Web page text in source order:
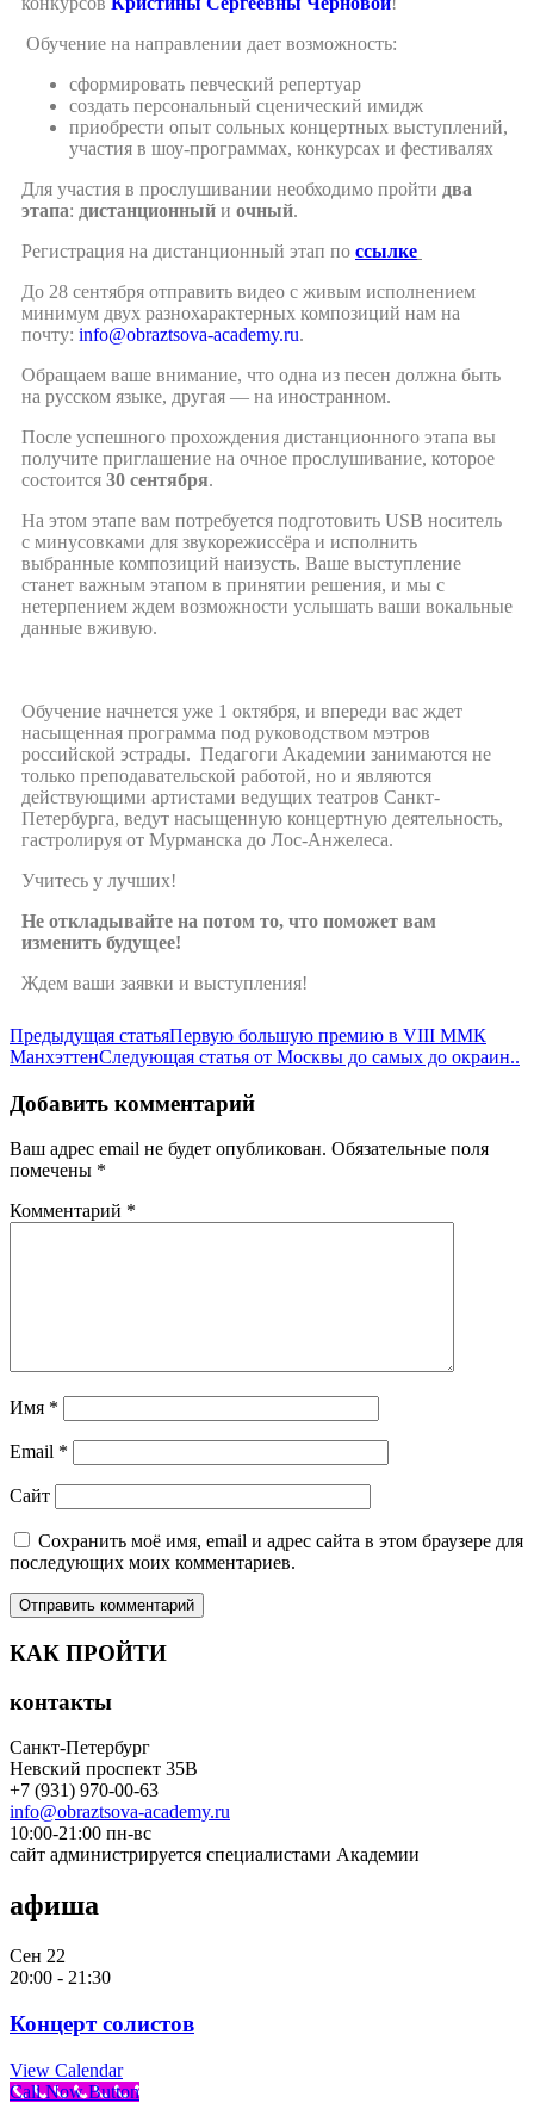
Обучение на направлении дает возможность:
сформировать певческий репертуар
создать персональный сценический имидж
приобрести опыт сольных концертных выступлений,
участия в шоу-программах, конкурсах и фестивалях
Для участия в прослушивании необходимо пройти два
этапа: дистанционный и очный.
Регистрация на дистанционный этап по ссылке
До 28 сентября отправить видео с живым исполнением
минимум двух разнохарактерных композиций нам на
почту: info@obraztsova-academy.ru.
Обращаем ваше внимание, что одна из песен должна быть
на русском языке, другая — на иностранном.
После успешного прохождения дистанционного этапа вы
получите приглашение на очное прослушивание, которое
состоится 30 сентября.
На этом этапе вам потребуется подготовить USB носитель
с минусовками для звукорежиссёра и исполнить
выбранные композиций наизусть. Ваше выступление
станет важным этапом в принятии решения, и мы с
нетерпением ждем возможности услышать ваши вокальные
данные вживую.
Обучение начнется уже 1 октября, и впереди вас ждет
насыщенная программа под руководством мэтров
российской эстрады. Педагоги Академии занимаются не
только преподавательской работой, но и являются
действующими артистами ведущих театров Санкт-
Петербурга, ведут насыщенную концертную деятельность,
гастролируя от Мурманска до Лос-Анжелеса.
Учитесь у лучших!
Не откладывайте на потом то, что поможет вам
изменить будущее!
Ждем ваши заявки и выступления!
Предыдущая статьяПервую большую премию в VIII ММК
МанхэттенСледующая статья от Москвы до самых до окраин..
Добавить комментарий
Ваш адрес email не будет опубликован. Обязательные поля
помечены *
Комментарий *
Имя *
Email *
Сайт
Сохранить моё имя, email и адрес сайта в этом браузере для
последующих моих комментариев.
КАК ПРОЙТИ
контакты
Санкт-Петербург
Невский проспект 35В
+7 (931) 970-00-63
info@obraztsova-academy.ru
10:00-21:00 пн-вс
сайт администрируется специалистами Академии
афиша
Сен 22
20:00 - 21:30
Концерт солистов
View Calendar
Call Now Button